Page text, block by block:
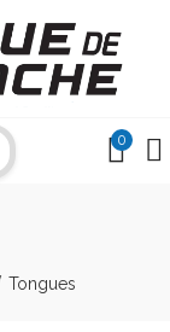
0
Tongues
×